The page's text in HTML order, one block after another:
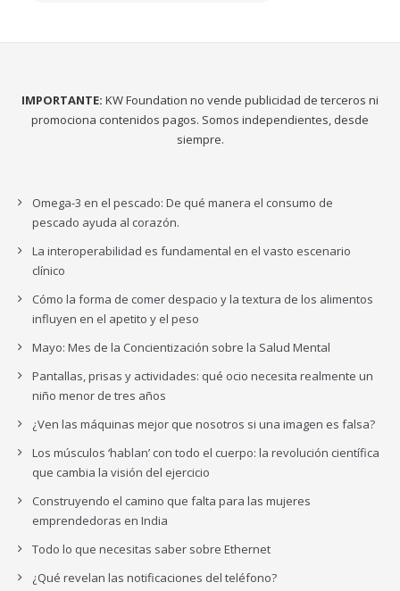
IMPORTANTE: KW Foundation no vende publicidad de terceros ni
promociona contenidos pagos. Somos independientes, desde
siempre.
Omega-3 en el pescado: De qué manera el consumo de
pescado ayuda al corazón.
La interoperabilidad es fundamental en el vasto escenario
clínico
Cómo la forma de comer despacio y la textura de los alimentos
influyen en el apetito y el peso
Mayo: Mes de la Concientización sobre la Salud Mental
Pantallas, prisas y actividades: qué ocio necesita realmente un
niño menor de tres años
¿Ven las máquinas mejor que nosotros si una imagen es falsa?
Los músculos ‘hablan’ con todo el cuerpo: la revolución científica
que cambia la visión del ejercicio
Construyendo el camino que falta para las mujeres
emprendedoras en India
Todo lo que necesitas saber sobre Ethernet
¿Qué revelan las notificaciones del teléfono?